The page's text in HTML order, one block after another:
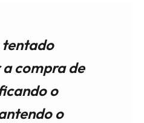
compra de
o
o